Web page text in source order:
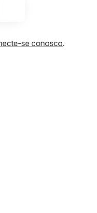
login com LinkedIn
se conosco.